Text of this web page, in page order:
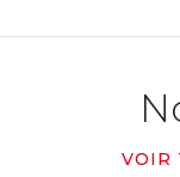
VOIR